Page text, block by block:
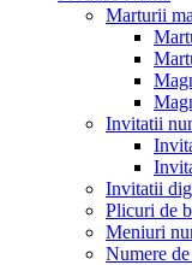
Marturii
Invitatii
Invitatii
Plicuri de
Meniuri
Numere